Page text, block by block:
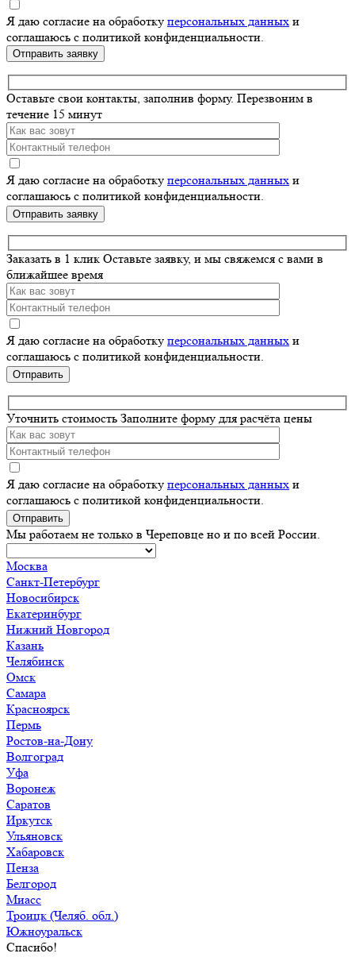
Я даю согласие на обработку персональных данных и
соглашаюсь с политикой конфиденциальности.
Отправить заявку
Оставьте свои контакты, заполнив форму. Перезвоним в
течение 15 минут
Я даю согласие на обработку персональных данных и
соглашаюсь с политикой конфиденциальности.
Оставьте
пустым.
Заказать в 1 клик Оставьте заявку, и мы свяжемся с вами в
ближайшее время
Я даю согласие на обработку персональных данных и
соглашаюсь с политикой конфиденциальности.
Оставьте
пустым.
Уточнить стоимость Заполните форму для расчёта цены
Я даю согласие на обработку персональных данных и
соглашаюсь с политикой конфиденциальности.
Оставьте
это
поле
пустым.
Мы работаем не только в Череповце но и по всей России.
Москва
Санкт-Петербург
Новосибирск
Екатеринбург
Нижний Новгород
Казань
Челябинск
Омск
Самара
Красноярск
Пермь
Ростов-на-Дону
Волгоград
Уфа
Воронеж
Саратов
Иркутск
Ульяновск
Хабаровск
Пенза
Белгород
Миасс
Троицк (Челяб. обл.)
Южноуральск
Спасибо!